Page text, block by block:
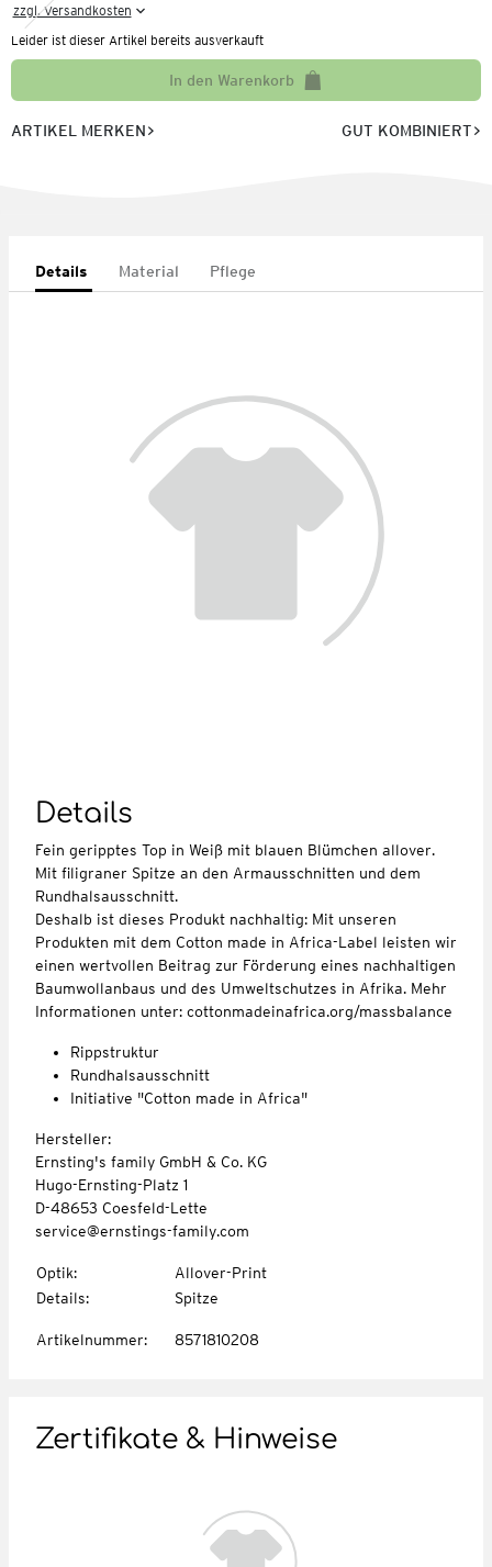
zzgl. Versandkosten
Leider ist dieser Artikel bereits ausverkauft
In den Warenkorb
ARTIKEL MERKEN GUT KOMBINIERT
Details Material Pflege
Details
Fein geripptes Top in Weiß mit blauen Blümchen allover.
Mit filigraner Spitze an den Armausschnitten und dem
Rundhalsausschnitt.
Deshalb ist dieses Produkt nachhaltig: Mit unseren
Produkten mit dem Cotton made in Africa-Label leisten wir
einen wertvollen Beitrag zur Förderung eines nachhaltigen
Baumwollanbaus und des Umweltschutzes in Afrika. Mehr
Informationen unter: cottonmadeinafrica.org/massbalance
Rippstruktur
Rundhalsausschnitt
Initiative "Cotton made in Africa"
Hersteller:
Ernsting's family GmbH & Co. KG
Hugo-Ernsting-Platz 1
D-48653 Coesfeld-Lette
service@ernstings-family.com
Optik:
Allover-Print
Details: Spitze
Artikelnummer: 8571810208
Zertifikate & Hinweise